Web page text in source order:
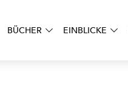
BÜCHER EINBLICKE